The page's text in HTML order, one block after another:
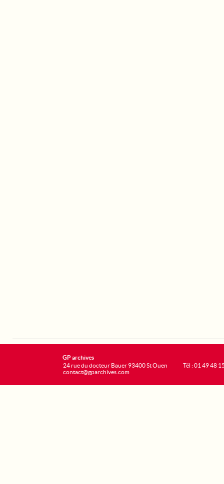
GP archives
24 rue du docteur Bauer 93400 St Ouen
contact@gparchives.com
Tél : 01 49 48